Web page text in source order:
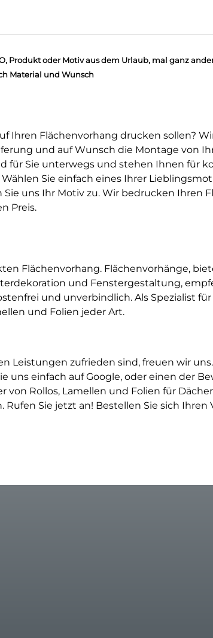
Produkt oder Motiv aus dem Urlaub, mal ganz
Material und Wunsch
Ihren Flächenvorhang drucken sollen?
und auf Wunsch die Montage von
für Sie unterwegs und stehen Ihnen für
Sie einfach eines Ihrer
Sie uns Ihr Motiv zu. Wir bedrucken Ihren
Preis.
Flächenvorhang. Flächenvorhänge,
und Fenstergestaltung,
und unverbindlich. Als Spezialist
und Folien jeder Art.
Leistungen zufrieden sind, freuen wir
uns einfach auf Google, oder einen der
Rollos, Lamellen und Folien für
Sie jetzt an! Bestellen Sie sich